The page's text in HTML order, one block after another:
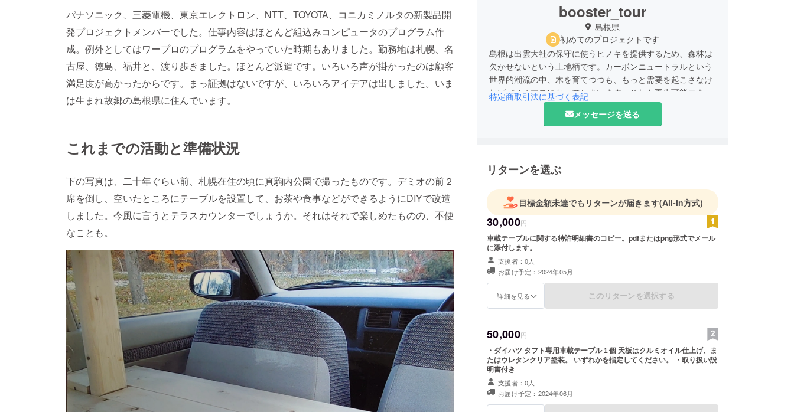
パナソニック、三菱電機、東京エレクトロン、NTT、TOYOTA、コニカミノルタの新製品開
発プロジェクトメンバーでした。仕事内容はほとんど組込みコンピュータのプログラム作
成。例外としてはワープロのプログラムをやっていた時期もありました。勤務地は札幌、名
古屋、徳島、福井と、渡り歩きました。ほとんど派遣です。いろいろ声が掛かったのは顧客
満足度が高かったからです。まっ証拠はないですが、いろいろアイデアは出しました。いま
は生まれ故郷の島根県に住んでいます。
これまでの活動と準備状況
下の写真は、二十年ぐらい前、札幌在住の頃に真駒内公園で撮ったものです。デミオの前２
席を倒し、空いたところにテーブルを設置して、お茶や食事などができるようにDIYで改造
しました。今風に言うとテラスカウンターでしょうか。それはそれで楽しめたものの、不便
なことも。
booster_tour
島根県
初めてのプロジェクトです
島根は出雲大社の保守に使うヒノキを提供するため、森林は
欠かせないという土地柄です。カーボンニュートラルという
世界的潮流の中、木を育てつつも、もっと需要を起こさなけ
ればバイオマスになってしまいます。それも再生可能エネル
ギーのひとつですが、何十年もかけて育てた木を発電に使う
のは最後の手段だと思います。
特定商取引法に基づく表記
メッセージを送る
リターンを選ぶ
目標金額未達でもリターンが届きます(All-in方式)
30,000円
車載テーブルに関する特許明細書のコピー。pdfまたはpng形式でメール
に添付します。
支援者：0人
お届け予定：2024年05月
詳細を見る このリターンを選択する
50,000円
・ダイハツ タフト専用車載テーブル１個 天板はクルミオイル仕上げ、ま
たはウレタンクリア塗装。 いずれかを指定してください。 ・取り扱い説
明書付き
支援者：0人
お届け予定：2024年06月